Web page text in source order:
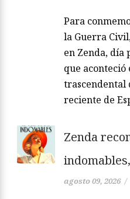
Para
la Guerra
en Zenda, día
que aconteció
trascendental
reciente de
Zenda
agosto 09, 2026 /